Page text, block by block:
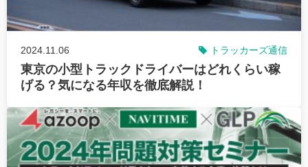
2024.11.06 トラッカーズ通信
東京の小型トラックドライバーはどれくらい稼
げる？気になる年収を徹底解説！